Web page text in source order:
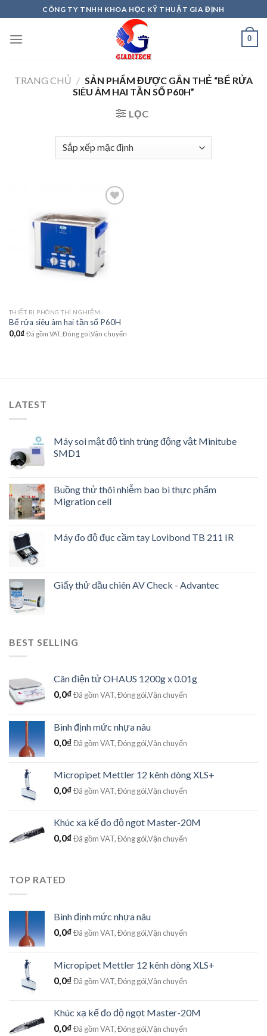
to
content
CÔNG TY TNHH KHOA HỌC KỸ THUẬT GIA ĐỊNH
0
TRANG CHỦ / SẢN PHẨM ĐƯỢC GẮN THẺ “BỂ RỬA
SIÊU ÂM HAI TẦN SỐ P60H”
LỌC
Add to
wishlist
THIẾT BỊ PHÒNG THÍ NGHIỆM
Bể rửa siêu âm hai tần số P60H
0,0₫ Đã gồm VAT, Đóng gói,Vận chuyển
LATEST
Máy soi mật độ tinh trùng động vật Minitube
SMD1
Buồng thử thôi nhiễm bao bì thực phẩm
Migration cell
Máy đo độ đục cầm tay Lovibond TB 211 IR
Giấy thử dầu chiên AV Check - Advantec
BEST SELLING
Cân điện tử OHAUS 1200g x 0.01g
0,0₫Đã gồm VAT, Đóng gói,Vận chuyển
Bình định mức nhựa nâu
0,0₫Đã gồm VAT, Đóng gói,Vận chuyển
Micropipet Mettler 12 kênh dòng XLS+
0,0₫Đã gồm VAT, Đóng gói,Vận chuyển
Khúc xạ kế đo độ ngọt Master-20M
0,0₫Đã gồm VAT, Đóng gói,Vận chuyển
TOP RATED
Bình định mức nhựa nâu
0,0₫Đã gồm VAT, Đóng gói,Vận chuyển
Micropipet Mettler 12 kênh dòng XLS+
0,0₫Đã gồm VAT, Đóng gói,Vận chuyển
Khúc xạ kế đo độ ngọt Master-20M
0,0₫Đã gồm VAT, Đóng gói,Vận chuyển